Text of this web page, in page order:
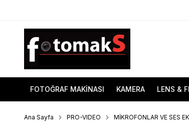
FOTOĞRAF MAKİNASI KAMERA LENS &
Ana Sayfa PRO-VIDEO MİKROFONLAR VE SES